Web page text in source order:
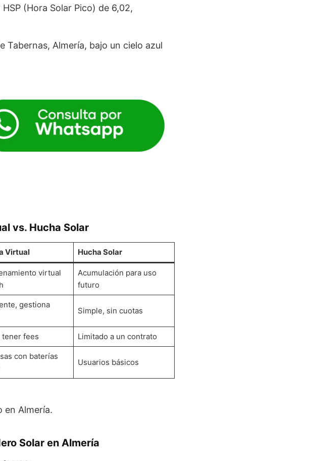
(Hora Solar Pico) de 6,02,
vs. Hucha Solar
Virtual Hucha Solar
virtual
Acumulación para uso
futuro
gestiona
Simple, sin cuotas
tener fees Limitado a un contrato
con baterías
Usuarios básicos
en Almería.
Solar en Almería